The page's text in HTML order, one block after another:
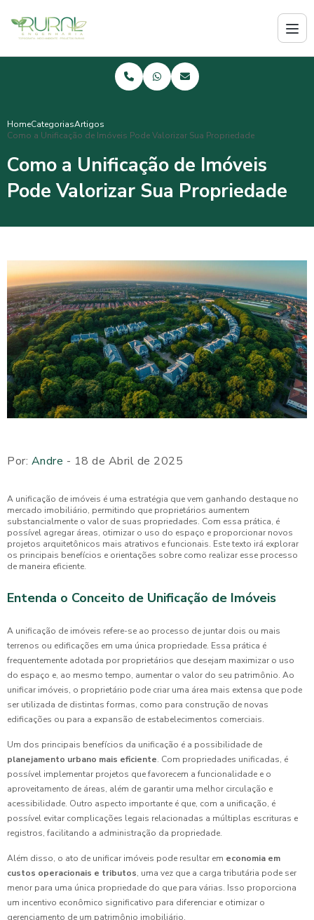
HomeCategoriasArtigos
Como a Unificação de Imóveis Pode Valorizar Sua Propriedade
Como a Unificação de Imóveis
Pode Valorizar Sua Propriedade
Por: Andre - 18 de Abril de 2025
A unificação de imóveis é uma estratégia que vem ganhando destaque no
mercado imobiliário, permitindo que proprietários aumentem
substancialmente o valor de suas propriedades. Com essa prática, é
possível agregar áreas, otimizar o uso do espaço e proporcionar novos
projetos arquitetônicos mais atrativos e funcionais. Este texto irá explorar
os principais benefícios e orientações sobre como realizar esse processo
de maneira eficiente.
Entenda o Conceito de Unificação de Imóveis
A unificação de imóveis refere-se ao processo de juntar dois ou mais
terrenos ou edificações em uma única propriedade. Essa prática é
frequentemente adotada por proprietários que desejam maximizar o uso
do espaço e, ao mesmo tempo, aumentar o valor do seu patrimônio. Ao
unificar imóveis, o proprietário pode criar uma área mais extensa que pode
ser utilizada de distintas formas, como para construção de novas
edificações ou para a expansão de estabelecimentos comerciais.
Um dos principais benefícios da unificação é a possibilidade de
planejamento urbano mais eficiente. Com propriedades unificadas, é
possível implementar projetos que favorecem a funcionalidade e o
aproveitamento de áreas, além de garantir uma melhor circulação e
acessibilidade. Outro aspecto importante é que, com a unificação, é
possível evitar complicações legais relacionadas a múltiplas escrituras e
registros, facilitando a administração da propriedade.
Além disso, o ato de unificar imóveis pode resultar em economia em
custos operacionais e tributos, uma vez que a carga tributária pode ser
menor para uma única propriedade do que para várias. Isso proporciona
um incentivo econômico significativo para diferenciar e otimizar o
gerenciamento de um patrimônio imobiliário.